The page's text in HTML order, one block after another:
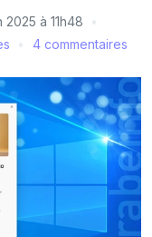
2025 à 11h48
4 commentaires